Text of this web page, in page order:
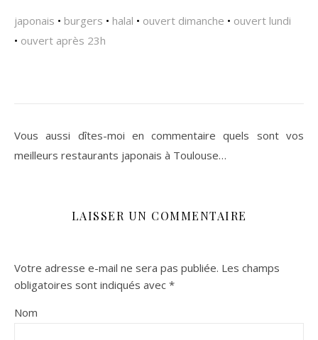
japonais • burgers • halal • ouvert dimanche • ouvert lundi
• ouvert après 23h
Vous aussi dîtes-moi en commentaire quels sont vos
meilleurs restaurants japonais à Toulouse…
LAISSER UN COMMENTAIRE
Votre adresse e-mail ne sera pas publiée. Les champs
obligatoires sont indiqués avec *
Nom